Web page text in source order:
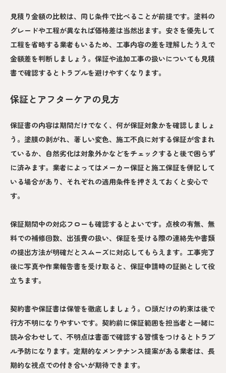
見積り金額の比較は、同じ条件で比べることが前提です。塗料の
グレードや工程が異なれば価格差は当然出ます。安さを優先して
工程を省略する業者もいるため、工事内容の差を理解したうえで
金額差を判断しましょう。保証や追加工事の扱いについても見積
書で確認するとトラブルを避けやすくなります。
保証とアフターケアの見方
保証書の内容は期間だけでなく、何が保証対象かを確認しましょ
う。塗膜の剥がれ、著しい変色、施工不良に対する保証が含まれ
ているか、自然劣化は対象外かなどをチェックすると後で困らず
に済みます。業者によってはメーカー保証と施工保証を併記して
いる場合があり、それぞれの適用条件を押さえておくと安心で
す。
保証期間中の対応フローも確認するとよいです。点検の有無、無
料での補修回数、出張費の扱い、保証を受ける際の連絡先や書類
の提出方法が明確だとスムーズに対応してもらえます。工事完了
後に写真や作業報告書を受け取ると、保証申請時の証拠として役
立ちます。
契約書や保証書は保管を徹底しましょう。口頭だけの約束は後で
行方不明になりやすいです。契約前に保証範囲を担当者と一緒に
読み合わせして、不明点は書面で確認する習慣をつけるとトラブ
ル予防になります。定期的なメンテナンス提案がある業者は、長
期的な視点での付き合いが期待できます。